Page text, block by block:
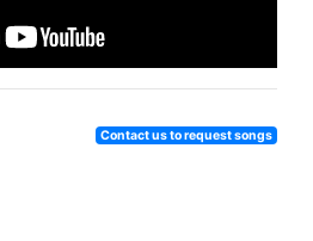
Contact us to request songs